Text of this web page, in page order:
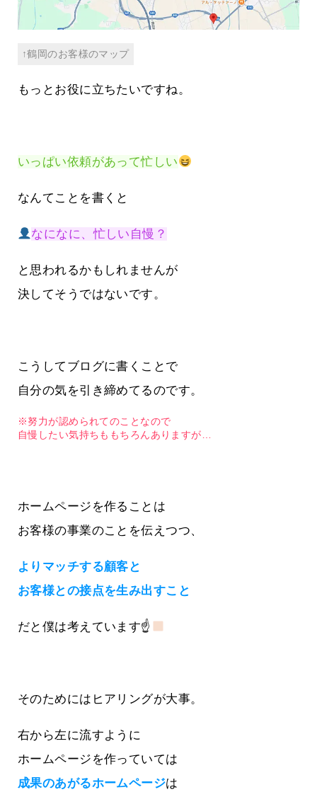
↑鶴岡のお客様のマップ
もっとお役に立ちたいですね。
いっぱい依頼があって忙しい
なんてことを書くと
なになに、忙しい自慢？
と思われるかもしれませんが
決してそうではないです。
こうしてブログに書くことで
自分の気を引き締めてるのです。
※努力が認められてのことなので
自慢したい気持ちももちろんありますが…
ホームページを作ることは
お客様の事業のことを伝えつつ、
よりマッチする顧客と
お客様との接点を生み出すこと
だと僕は考えています☝
そのためにはヒアリングが大事。
右から左に流すように
ホームページを作っていては
成果のあがるホームページは